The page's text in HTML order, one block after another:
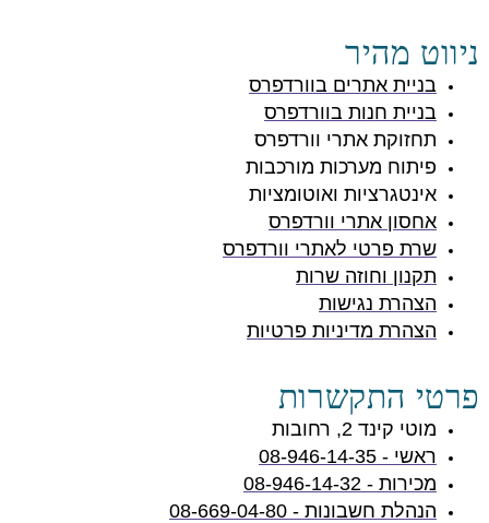
ניווט מהיר
בניית אתרים בוורדפרס
בניית חנות בוורדפרס
תחזוקת אתרי וורדפרס
פיתוח מערכות מורכבות
אינטגרציות ואוטומציות
אחסון אתרי וורדפרס
שרת פרטי לאתרי וורדפרס
תקנון וחוזה שרות
הצהרת נגישות
הצהרת מדיניות פרטיות
פרטי התקשרות
מוטי קינד 2, רחובות
ראשי - 08-946-14-35
מכירות - 08-946-14-32
הנהלת חשבונות - 08-669-04-80